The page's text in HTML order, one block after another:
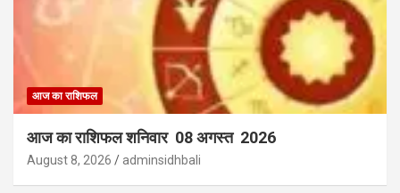
आज का राशिफल
आज का राशिफल शनिवार 08 अगस्त 2026
August 8, 2026 adminsidhbali